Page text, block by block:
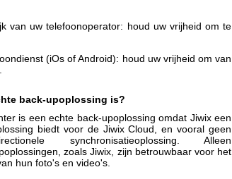
van uw telefoonoperator: houd uw vrijheid om te
(iOs of Android): houd uw vrijheid om van
back-upoplossing is?
is een echte back-upoplossing omdat Jiwix een
biedt voor de Jiwix Cloud, en vooral geen
synchronisatieoplossing. Alleen
zoals Jiwix, zijn betrouwbaar voor het
hun foto's en video's.